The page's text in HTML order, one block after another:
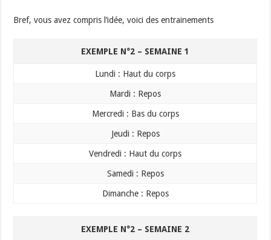
Bref, vous avez compris l’idée, voici des entrainements
EXEMPLE N°2 – SEMAINE 1
​Lundi : Haut du corps
​Mardi : Repos
​Mercredi : Bas du corps
​Jeudi : Repos
​Vendredi : Haut du corps
​Samedi : Repos
​Dimanche : Repos
EXEMPLE N°2 – SEMAINE 2